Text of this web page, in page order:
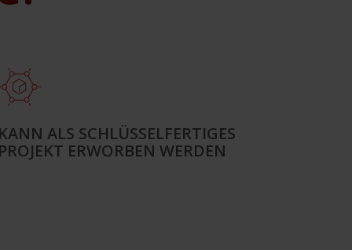
ALS SCHLÜSSELFERTIGES
ERWORBEN WERDEN